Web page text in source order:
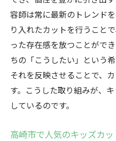
容師は常に最新のトレンド
り入れたカットを行うこと
った存在感を放つことがで
ちの「こうしたい」という
それを反映させることで、
す。こうした取り組みが、
しているのです。
高崎市で人気のキッズカ